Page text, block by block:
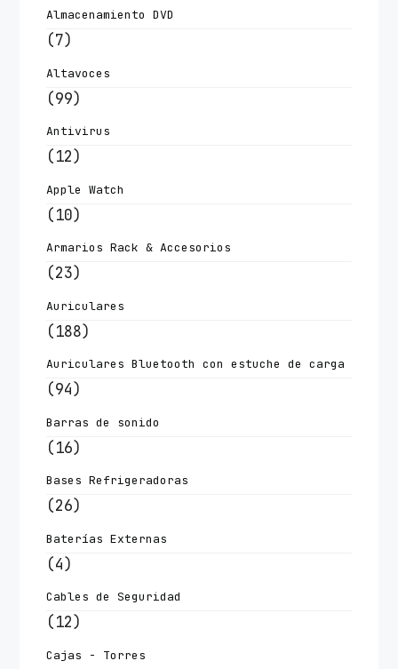
Almacenamiento DVD
(7)
Altavoces
(99)
Antivirus
(12)
Apple Watch
(10)
Armarios Rack & Accesorios
(23)
Auriculares
(188)
Auriculares Bluetooth con estuche de carga
(94)
Barras de sonido
(16)
Bases Refrigeradoras
(26)
Baterías Externas
(4)
Cables de Seguridad
(12)
Cajas - Torres